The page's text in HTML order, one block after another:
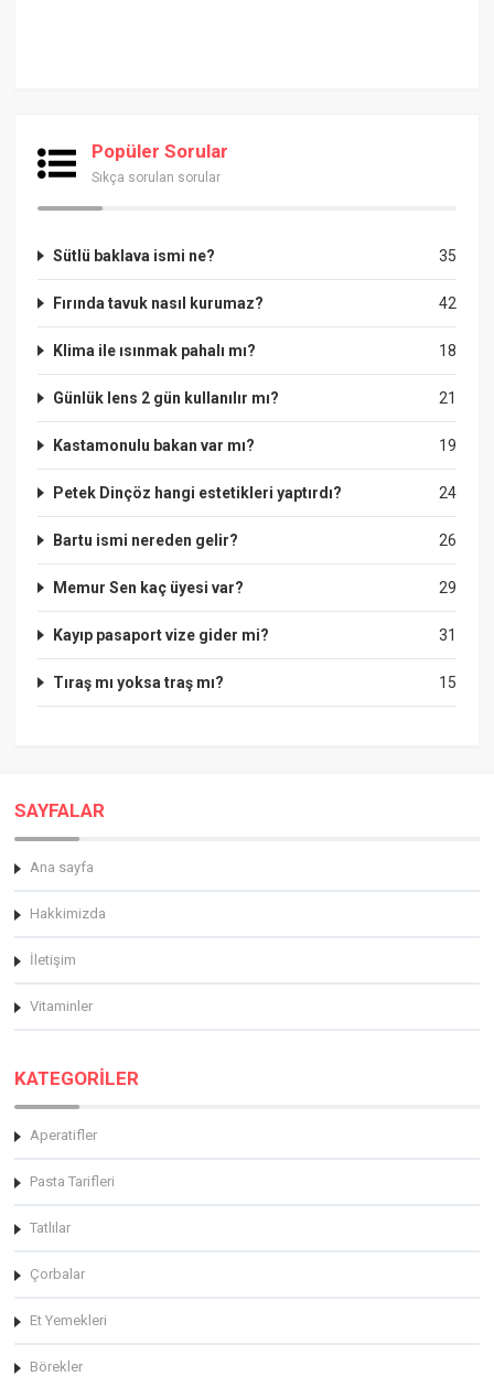
Popüler Sorular
Sıkça sorulan sorular
35
Sütlü baklava ismi ne?
42
Fırında tavuk nasıl kurumaz?
18
Klima ile ısınmak pahalı mı?
21
Günlük lens 2 gün kullanılır mı?
19
Kastamonulu bakan var mı?
24
Petek Dinçöz hangi estetikleri yaptırdı?
26
Bartu ismi nereden gelir?
29
Memur Sen kaç üyesi var?
31
Kayıp pasaport vize gider mi?
15
Tıraş mı yoksa traş mı?
SAYFALAR
Ana sayfa
Hakkimizda
İletişim
Vitaminler
KATEGORİLER
Aperatifler
Pasta Tarifleri
Tatlılar
Çorbalar
Et Yemekleri
Börekler